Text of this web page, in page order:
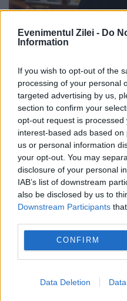
Evenimentul Zilei - Do
Information
If you wish to opt-out of the
processing of your personal
targeted advertising by us,
section to confirm your
opt-out request is
interest-based ads based
us or personal information
your opt-out. You may
disclosure of your personal
IAB’s list of downstream
also be disclosed by us to
Downstream Participants
CONFIRM
Data Deletion
Dragoș
spus tatăl său
De ce Ion
său cel mic
29 IUNIE 2023
Au trecut 14 de ani
regretatului Ion
dintre cei doi băieți
încheiat nici acum.
dezvăluit ce i-a...